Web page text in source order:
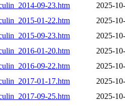
09-23.htm
2025-
01-22.htm
2025-
09-23.htm
2025-
01-20.htm
2025-
09-22.htm
2025-
01-17.htm
2025-
09-25.htm
2025-